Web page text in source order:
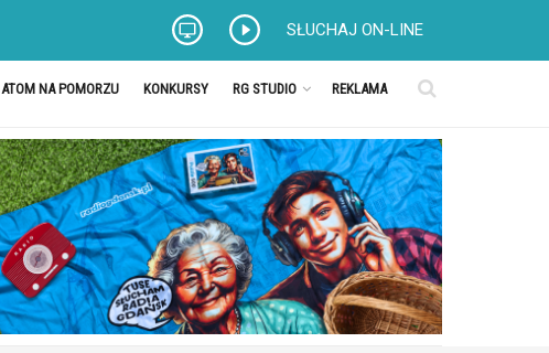
SŁUCHAJ ON-LINE
ATOM NA POMORZU KONKURSY RG STUDIO REKLAMA